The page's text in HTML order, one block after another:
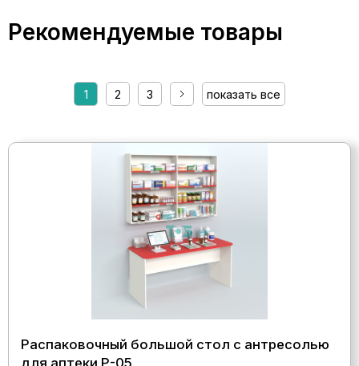
Рекомендуемые товары
1 2 3 показать все
Распаковочный большой стол с антресолью
для аптеки Р-05